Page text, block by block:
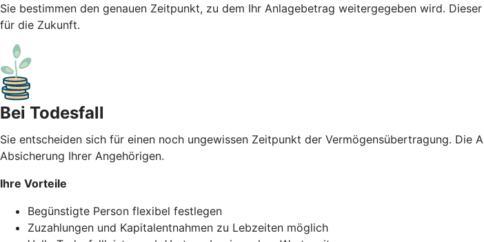
Sie bestimmen den genauen Zeitpunkt, zu dem Ihr Anlagebetrag weitergegeben wird.
für die Zukunft.
Bei Todesfall
Sie entscheiden sich für einen noch ungewissen Zeitpunkt der Vermögensübertragung.
Absicherung Ihrer Angehörigen.
Ihre Vorteile
Begünstigte Person flexibel festlegen
Zuzahlungen und Kapitalentnahmen zu Lebzeiten möglich